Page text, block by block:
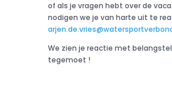
of als je vragen hebt over de
nodigen we je van harte uit te
We zien je reactie met
tegemoet !